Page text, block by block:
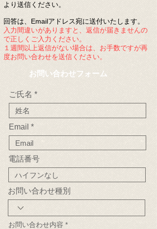
より送信ください。
回答は、Emailアドレス宛に送付いたします。
入力間違いがありますと、返信が届きませんの
で正しくご入力ください。
１週間以上返信がない場合は、お手数ですが再
度お問い合わせを送信ください。
ご氏名
Email
電話番号
お問い合わせ種別
お問い合わせ内容
お問い合わせフォーム